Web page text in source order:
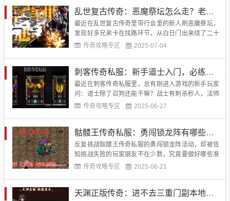
就跟大家好好聊聊，这个技能到底值不值得学。...乱世复古传奇：恶魔祭坛怎么走？老玩家教你五分钟到门口
最近在乱世复古传奇里带行会里的新人刷恶魔祭坛，
发现好多兄弟卡在找路环节，从白日门出来绕了二十
分钟还没到祭坛，说这地图岔路也太多了，自动寻路
掏心窝子跟你们好好聊聊，大家照着走准没错。...
传奇攻略专区 2025-07-04
刺客传奇私服：新手道士入门，必练的四个底牌技能
最近在刺客传奇私服里，总有刚进入游戏的新手玩家
问：道士除了召狗还能干嘛？战士有刺杀秒人，法师
有雷电清怪，道士是不是只能跟在后面捡装备？这话
人刷本还能当主心骨，新手玩家把这几个技能摸熟
了，绝对能从小透明变团队...
传奇攻略专区 2025-06-27
骷髅王传奇私服：勇闯锁龙阵有哪些获胜技巧攻略？
反复挑战骷髅王传奇私服的勇闯锁龙阵活动，却被告
知挑战失败的玩家朋友不在少数，究竟要做好哪些准
备工作，并且掌握什么技巧，才能够提升挑战成功的
技巧攻略了。...
传奇攻略专区 2025-06-21
天渊正版传奇：进不去三重门副本地图是怎么回事？